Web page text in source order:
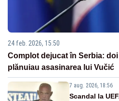
24 feb. 2026, 15:50
Complot dejucat în Serbia:
plănuiau asasinarea lui Vučić
7 aug. 2026, 18:56
Scandal la